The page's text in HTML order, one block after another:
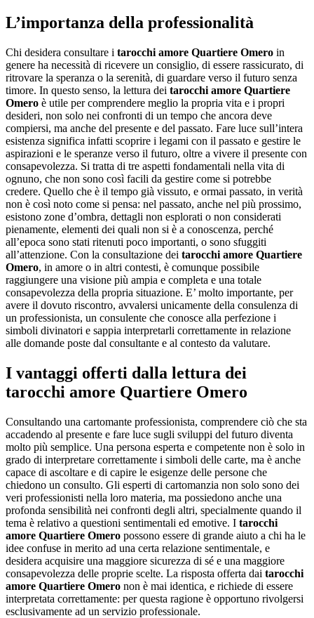
L’importanza della professionalità
Chi desidera consultare i tarocchi amore Quartiere Omero in
genere ha necessità di ricevere un consiglio, di essere rassicurato, di
ritrovare la speranza o la serenità, di guardare verso il futuro senza
timore. In questo senso, la lettura dei tarocchi amore Quartiere
Omero è utile per comprendere meglio la propria vita e i propri
desideri, non solo nei confronti di un tempo che ancora deve
compiersi, ma anche del presente e del passato. Fare luce sull’intera
esistenza significa infatti scoprire i legami con il passato e gestire le
aspirazioni e le speranze verso il futuro, oltre a vivere il presente con
consapevolezza. Si tratta di tre aspetti fondamentali nella vita di
ognuno, che non sono così facili da gestire come si potrebbe
credere. Quello che è il tempo già vissuto, e ormai passato, in verità
non è così noto come si pensa: nel passato, anche nel più prossimo,
esistono zone d’ombra, dettagli non esplorati o non considerati
pienamente, elementi dei quali non si è a conoscenza, perché
all’epoca sono stati ritenuti poco importanti, o sono sfuggiti
all’attenzione. Con la consultazione dei tarocchi amore Quartiere
Omero, in amore o in altri contesti, è comunque possibile
raggiungere una visione più ampia e completa e una totale
consapevolezza della propria situazione. E’ molto importante, per
avere il dovuto riscontro, avvalersi unicamente della consulenza di
un professionista, un consulente che conosce alla perfezione i
simboli divinatori e sappia interpretarli correttamente in relazione
alle domande poste dal consultante e al contesto da valutare.
I vantaggi offerti dalla lettura dei
tarocchi amore Quartiere Omero
Consultando una cartomante professionista, comprendere ciò che sta
accadendo al presente e fare luce sugli sviluppi del futuro diventa
molto più semplice. Una persona esperta e competente non è solo in
grado di interpretare correttamente i simboli delle carte, ma è anche
capace di ascoltare e di capire le esigenze delle persone che
chiedono un consulto. Gli esperti di cartomanzia non solo sono dei
veri professionisti nella loro materia, ma possiedono anche una
profonda sensibilità nei confronti degli altri, specialmente quando il
tema è relativo a questioni sentimentali ed emotive. I tarocchi
amore Quartiere Omero possono essere di grande aiuto a chi ha le
idee confuse in merito ad una certa relazione sentimentale, e
desidera acquisire una maggiore sicurezza di sé e una maggiore
consapevolezza delle proprie scelte. La risposta offerta dai tarocchi
amore Quartiere Omero non è mai identica, e richiede di essere
interpretata correttamente: per questa ragione è opportuno rivolgersi
esclusivamente ad un servizio professionale.